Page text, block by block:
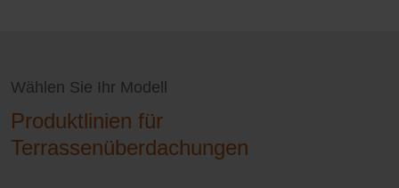
Wählen Sie Ihr Modell
Produktlinien für
Terrassenüberdachungen